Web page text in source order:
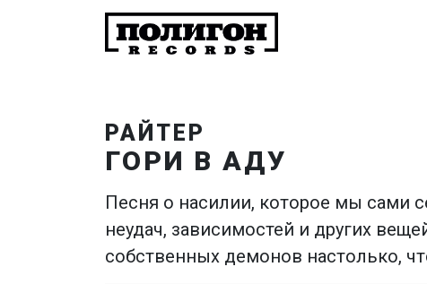
РАЙТЕР
ГОРИ В АДУ
Песня о насилии, которое мы сами
неудач, зависимостей и других
собственных демонов настолько,